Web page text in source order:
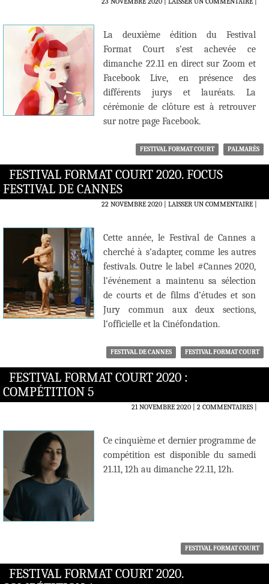
La deuxième édition du Festival
Format Court s’est achevée ce
dimanche 22.11 en direct sur Zoom et
Facebook Live, en présence des
différents jurys et lauréats. La
cérémonie de clôture est à retrouver
sur notre page Facebook.
FESTIVAL FORMAT COURT PALMARÈS
FESTIVAL FORMAT COURT 2020. FOCUS
FESTIVAL DE CANNES
22 NOVEMBRE 2020 LAISSER UN COMMENTAIRE|
Cette année, le Festival de Cannes a
cherché à s’adapter, comme les autres
festivals. Outre le label #Cannes 2020,
l’événement a maintenu sa sélection
de courts et de films d’études et son
Jury commun aux deux sections,
l’officielle et la Cinéfondation.
FESTIVAL DE CANNES FESTIVAL FORMAT COURT
FESTIVAL FORMAT COURT 2020 :
COMPÉTITION 5
21 NOVEMBRE 2020 2 COMMENTAIRES|
Ce cinquième et dernier programme de
compétition est disponible du samedi
21.11, 12h au dimanche 22.11, 12h.
FESTIVAL FORMAT COURT
FESTIVAL FORMAT COURT 2020.